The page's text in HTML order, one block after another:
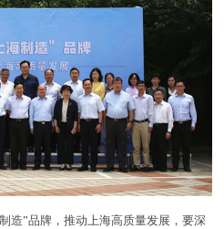
造”品牌，推动上海高质量发展，要深